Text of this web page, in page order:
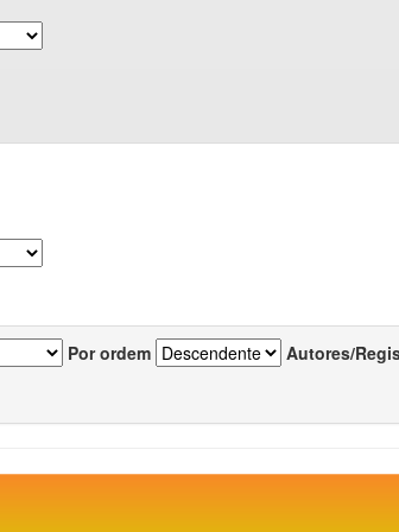
Por ordem Autores/